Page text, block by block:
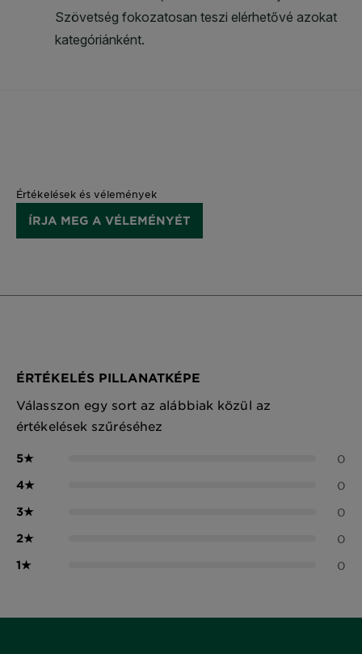
Értékelések és vélemények
ÍRJA MEG A VÉLEMÉNYÉT
ÉRTÉKELÉS PILLANATKÉPE
Válasszon egy sort az alábbiak közül az
értékelések szűréséhez
5★ 0
4★ 0
3★ 0
2★ 0
1★ 0